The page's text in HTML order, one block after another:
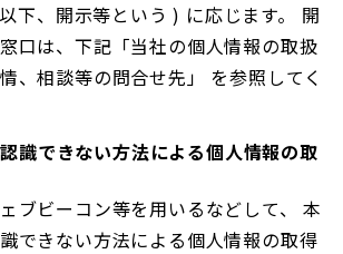
下、開示等という ) に応じます。 開
口は、下記「当社の個人情報の取扱
、相談等の問合せ先」 を参照してく
識できない方法による個人情報の取
ブビーコン等を用いるなどして、 本
できない方法による個人情報の取得